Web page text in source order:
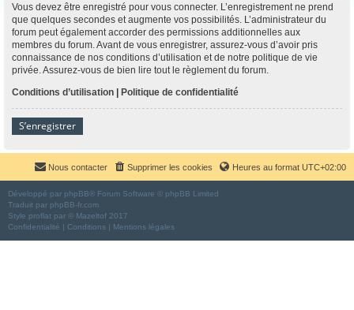
Vous devez être enregistré pour vous connecter. L’enregistrement ne prend
que quelques secondes et augmente vos possibilités. L’administrateur du
forum peut également accorder des permissions additionnelles aux
membres du forum. Avant de vous enregistrer, assurez-vous d’avoir pris
connaissance de nos conditions d’utilisation et de notre politique de vie
privée. Assurez-vous de bien lire tout le règlement du forum.
Conditions d’utilisation | Politique de confidentialité
S’enregistrer
Heures au format UTC+02:00
Supprimer les cookies
Nous contacter
Développé par phpBB® Forum Software © phpBB Limited
Traduit par phpBB-fr.com
Style proflat par © Mazeltof 2017
Confidentialité | Conditions | Mentions légales